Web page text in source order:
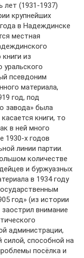
лет (1931-1937)
крупнейших
в Надеждинске
местная
из
уральского
псевдоним
материала,
год, под
завода» была
книги, то
в ней много
1930-х годов
линии партии.
количестве
и буржуазных
в 1934 году
год» (из истории
внимание
администрации,
силой, способной на
посёлка и